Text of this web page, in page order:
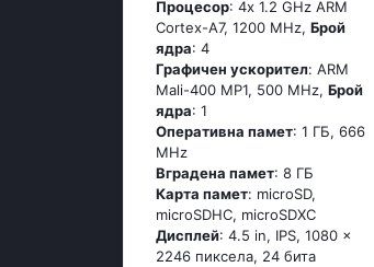
Процесор: 4х 1.2 GНz АRМ
Соrtех-А7, 1200 MHz, Брой
ядра: 4
Графичен ускорител: ARM
Mali-400 MP1, 500 MHz, Брой
ядра: 1
Оперативна памет: 1 ГБ, 666
MHz
Вградена памет: 8 ГБ
Карта памет: microSD,
microSDHC, microSDXC
Дисплей: 4.5 in, IPS, 1080 x
2246 пиксела, 24 бита